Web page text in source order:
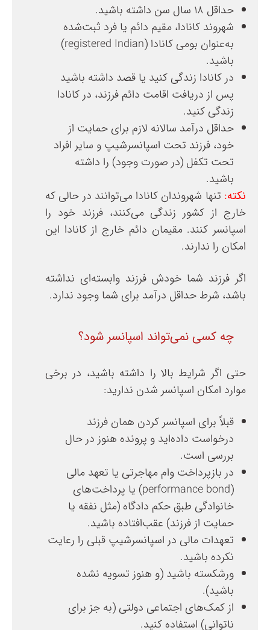
حداقل ۱۸ سال سن داشته باشید.
شهروند کانادا، مقیم دائم یا فرد ثبت‌شده
به‌عنوان بومی کانادا (registered Indian)
باشید.
در کانادا زندگی کنید یا قصد داشته باشید
پس از دریافت اقامت دائم فرزند، در کانادا
زندگی کنید.
حداقل درآمد سالانه لازم برای حمایت از
خود، فرزند تحت اسپانسرشیپ و سایر افراد
تحت تکفل (در صورت وجود) را داشته
باشید.
نکته: تنها شهروندان کانادا می‌توانند در حالی که
خارج از کشور زندگی می‌کنند، فرزند خود را
اسپانسر کنند. مقیمان دائم خارج از کانادا این
امکان را ندارند.
اگر فرزند شما خودش فرزند وابسته‌ای نداشته
باشد، شرط حداقل درآمد برای شما وجود ندارد.
چه کسی نمی‌تواند اسپانسر شود؟
حتی اگر شرایط بالا را داشته باشید، در برخی
موارد امکان اسپانسر شدن ندارید:
قبلاً برای اسپانسر کردن همان فرزند
درخواست داده‌اید و پرونده هنوز در حال
بررسی است.
در بازپرداخت وام مهاجرتی یا تعهد مالی
(performance bond) یا پرداخت‌های
خانوادگی طبق حکم دادگاه (مثل نفقه یا
حمایت از فرزند) عقب‌افتاده باشید.
تعهدات مالی در اسپانسرشیپ قبلی را رعایت
نکرده باشید.
ورشکسته باشید (و هنوز تسویه نشده
باشید).
از کمک‌های اجتماعی دولتی (به جز برای
ناتوانی) استفاده کنید.